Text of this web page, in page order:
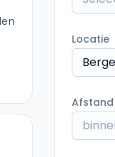
Locatie
Afstand